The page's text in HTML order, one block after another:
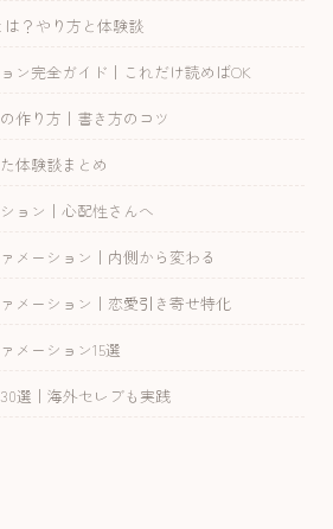
は？やり方と体験談
ン完全ガイド｜これだけ読めばOK
作り方｜書き方のコツ
体験談まとめ
ョン｜心配性さんへ
メーション｜内側から変わる
メーション｜恋愛引き寄せ特化
メーション15選
選｜海外セレブも実践